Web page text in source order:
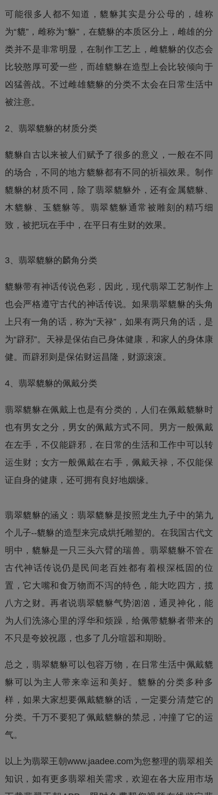
可能很多人都不知道，貔貅其实是分公母的，雄称
为“貔”，雌称为“貅”，在貔貅的本质区分上，雌雄的分
类并不是非常明显，在制作工艺上，雌貔貅的仪态会
比较憨厚可爱一些，而雄貔貅在造型上会比较倾向于
凶猛善战。不过雌雄貔貅的分类不太会在日常生活中
被注意。
2、 翡翠貔貅的材质分类
貔貅自古以来被人们赋予了很多的意义，一般在不同
的场合，不同的地方貔貅都有不同的祈福效果。制作
貔貅的材质不同，除了翡翠貔貅外，还有金属貔貅、
木貔貅、玉貔貅等。 翡翠貔貅通常被雕刻的精巧细
致，被把玩在手中，在平日有生财的效果。
3、 翡翠貔貅的麟角分类
貔貅带有神话传说色彩，因此，现代翡翠工艺制作上
也会严格遵守古代的神话传说。如果翡翠貔貅的头角
上只有一角的话，称为“天禄”，如果有两只角的话，是
为“辟邪”。天禄是保佑自己身体健康，和家人的身体康
健。而辟邪则是保佑财运昌隆，财源滚滚。
4、翡翠貔貅的佩戴分类
翡翠貔貅在佩戴上也是有分类的，人们在佩戴貔貅时
也有男女之分，男女的佩戴方式不同。男方一般佩戴
在左手，不仅能辟邪，在日常的生活和工作中可以转
运生财；女方一般佩戴在右手，佩戴天禄，不仅能保
证自身的健康，还可拥有良好地姻缘。
翡翠貔貅的涵义：翡翠貔貅是按照龙生九子中的第九
个儿子--貔貅的造型来完成烘托雕塑的。在我国古代文
明中，貔貅是一只三头六臂的瑞兽 。翡翠貔貅不管在
古代神话传说仍是民间老百姓都有着根深柢固的位
置，它大嘴和食万物而不泻的特色，能大吃四方，揽
八方之财。再者说翡翠貔貅气势汹汹，通灵神化，能
为人们洗涤心里的浮华和烦躁，给佩带貔貅者带来的
不只是夸姣祝愿，也多了几分喧嚣和期盼。
总之，翡翠貔貅可以包容万物，在日常生活中佩戴貔
貅可以为主人带来幸运和美好。貔貅的分类多种多
样，如果大家想要佩戴貔貅的话，一定要分清楚它的
分类。千万不要犯了佩戴貔貅的禁忌，冲撞了它的运
气。
以上为翡翠王朝www.jaadee.com为您整理的翡翠相关
知识，如有更多翡翠相关需求，欢迎在各大应用市场